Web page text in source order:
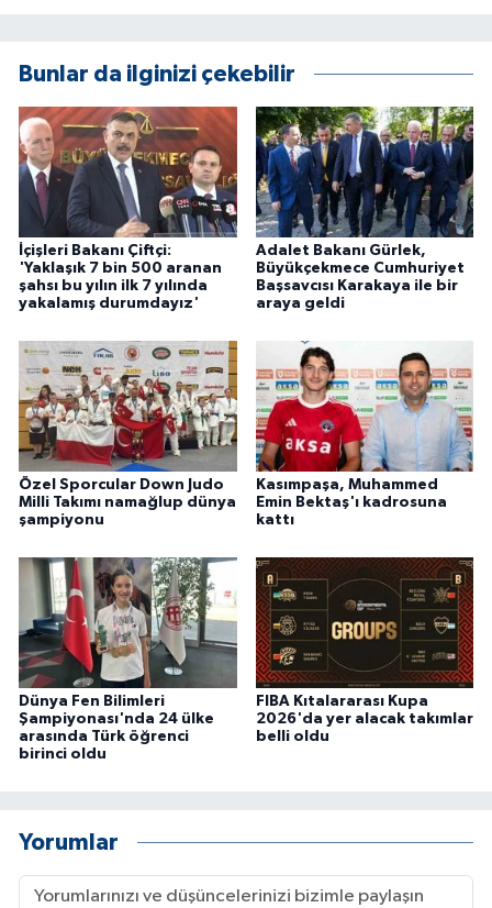
Bunlar da ilginizi çekebilir
İçişleri Bakanı Çiftçi:
'Yaklaşık 7 bin 500 aranan
şahsı bu yılın ilk 7 yılında
yakalamış durumdayız'
Adalet Bakanı Gürlek,
Büyükçekmece Cumhuriyet
Başsavcısı Karakaya ile bir
araya geldi
Özel Sporcular Down Judo
Milli Takımı namağlup dünya
şampiyonu
Kasımpaşa, Muhammed
Emin Bektaş'ı kadrosuna
kattı
Dünya Fen Bilimleri
Şampiyonası'nda 24 ülke
arasında Türk öğrenci
birinci oldu
FIBA Kıtalararası Kupa
2026'da yer alacak takımlar
belli oldu
Yorumlar